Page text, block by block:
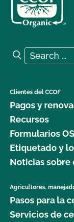
Search for:
Search
Clientes del CCOF
Pagos y
Recursos
Formularios
Etiquetado y
Noticias
Agricultores,
Pasos para la
Servicios de